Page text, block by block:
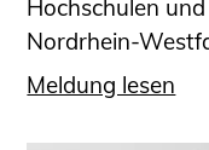
Stellenbörse
Öffentlich
Hochschulen
Nordrhein-
Meldung lesen